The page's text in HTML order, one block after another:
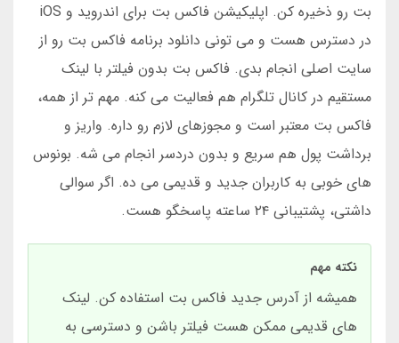
بت رو ذخیره کن. اپلیکیشن فاکس بت برای اندروید و iOS
در دسترس هست و می تونی دانلود برنامه فاکس بت رو از
سایت اصلی انجام بدی. فاکس بت بدون فیلتر با لینک
مستقیم در کانال تلگرام هم فعالیت می کنه. مهم تر از همه،
فاکس بت معتبر است و مجوزهای لازم رو داره. واریز و
برداشت پول هم سریع و بدون دردسر انجام می شه. بونوس
های خوبی به کاربران جدید و قدیمی می ده. اگر سوالی
داشتی، پشتیبانی ۲۴ ساعته پاسخگو هست.
نکته مهم
همیشه از آدرس جدید فاکس بت استفاده کن. لینک
های قدیمی ممکن هست فیلتر باشن و دسترسی به